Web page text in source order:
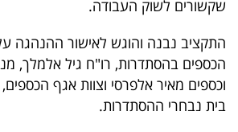
אדום
פרסמו
באייס
שקשורים לשוק העבודה.
התקציב נבנה והוגש לאישור ההנהגה
הכספים בהסתדרות, רו"ח גיל אלמלך,
וכספים מאיר אלפרסי וצוות אגף
בית נבחרי ההסתדרות.